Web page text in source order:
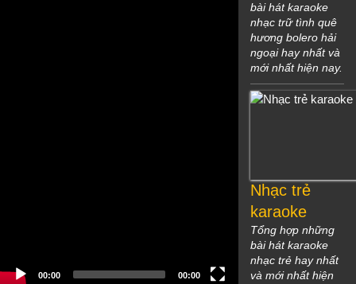
00:00 00:00
bài hát karaoke
nhạc trữ tình quê
hương bolero hải
ngoại hay nhất và
mới nhất hiện nay.
Nhạc trẻ
karaoke
Tổng hợp những
bài hát karaoke
nhạc trẻ hay nhất
và mới nhất hiện